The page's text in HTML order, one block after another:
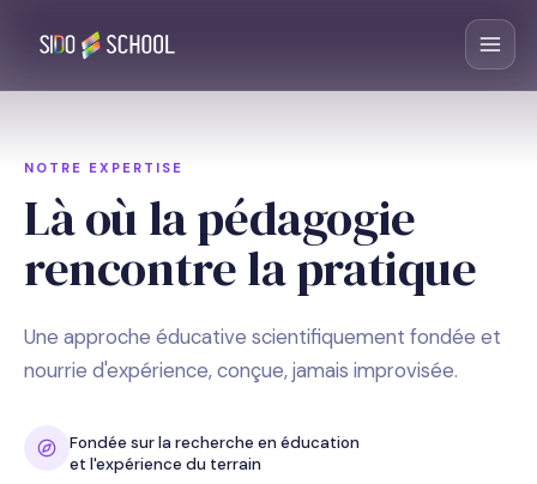
NOTRE EXPERTISE
Là où la pédagogie
rencontre la pratique
Une approche éducative scientifiquement fondée et
nourrie d'expérience, conçue, jamais improvisée.
Fondée sur la recherche en éducation
et l'expérience du terrain